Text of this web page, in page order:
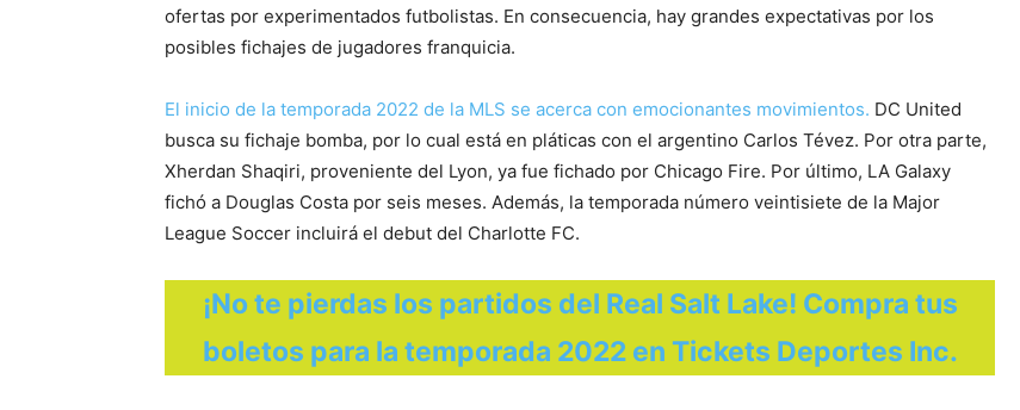
ofertas por experimentados futbolistas. En consecuencia, hay grandes expectativas por los
posibles fichajes de jugadores franquicia.
El inicio de la temporada 2022 de la MLS se acerca con emocionantes movimientos. DC United
busca su fichaje bomba, por lo cual está en pláticas con el argentino Carlos Tévez. Por otra parte,
Xherdan Shaqiri, proveniente del Lyon, ya fue fichado por Chicago Fire. Por último, LA Galaxy
fichó a Douglas Costa por seis meses. Además, la temporada número veintisiete de la Major
League Soccer incluirá el debut del Charlotte FC.
¡No te pierdas los partidos del Real Salt Lake! Compra tus
boletos para la temporada 2022 en Tickets Deportes Inc.